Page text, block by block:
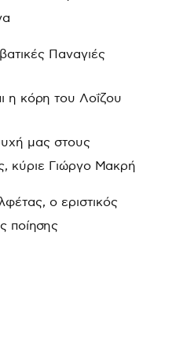
Παναγιές
η κόρη του Λοΐζου
μας στους
κύριε Γιώργο Μακρή
ο εριστικός
ποίησης